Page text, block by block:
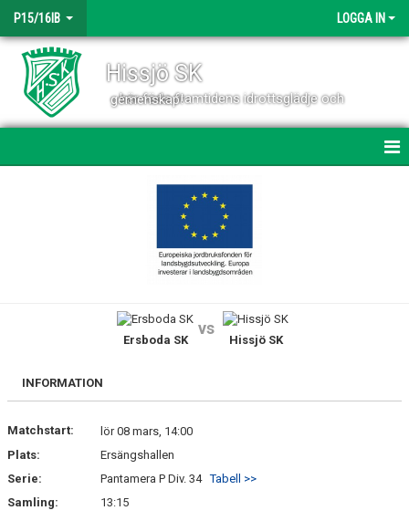
P15/16IB LOGGA IN
Hissjö SK
- här föds framtidens idrottsglädje och gemenskap!
DOKUMENT
Ersboda SK
vs
Hissjö SK
INFORMATION
Matchstart:
lör 08 mars, 14:00
Plats:
Ersängshallen
Serie:
Pantamera P Div. 34Tabell >>
Samling:
13:15